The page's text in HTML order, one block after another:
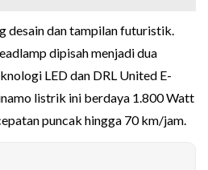
desain dan tampilan futuristik.
dipisah menjadi dua
LED dan DRL United E-
listrik ini berdaya 1.800 Watt
puncak hingga 70 km/jam.